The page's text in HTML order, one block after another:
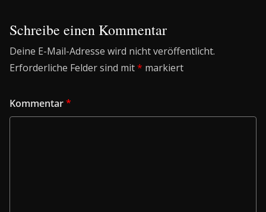
Schreibe einen Kommentar
Deine E-Mail-Adresse wird nicht veröffentlicht.
Erforderliche Felder sind mit* markiert
Kommentar*